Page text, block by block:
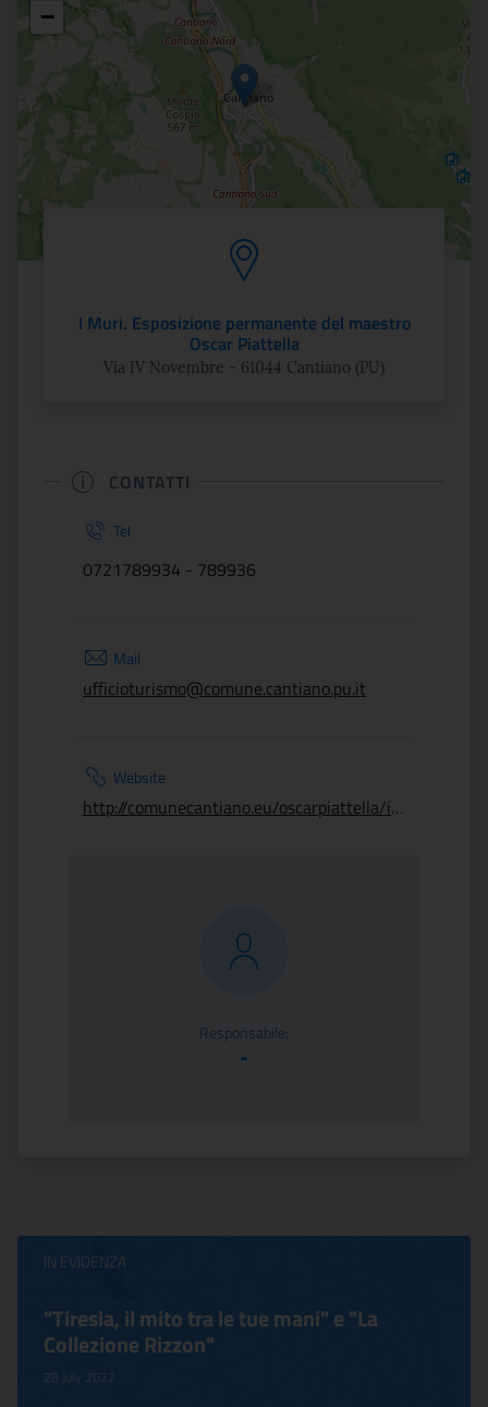
−
I Muri. Esposizione permanente del maestro
Oscar Piattella
Via IV Novembre - 61044 Cantiano (PU)
CONTATTI
Tel
0721789934 - 789936
Mail
ufficioturismo@comune.cantiano.pu.it
Website
http://comunecantiano.eu/oscarpiattella/index.htm
Responsabile:
-
IN EVIDENZA
"Tiresia, il mito tra le tue mani" e "La
Collezione Rizzon"
28 July 2022